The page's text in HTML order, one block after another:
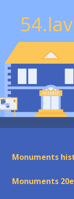
Monuments
Monuments